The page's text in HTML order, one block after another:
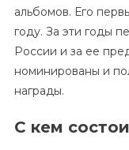
альбомов. Его
году. За эти годы
России и за ее
номинированы и
награды.
С кем